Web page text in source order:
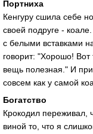
Портниха
Кенгуру сшила себе
своей подруге -
с белыми вставками
говорит: "Хорошо! Вот
вещь полезная." И
совсем как у самой
Богатство
Крокодил переживал,
виной то, что я